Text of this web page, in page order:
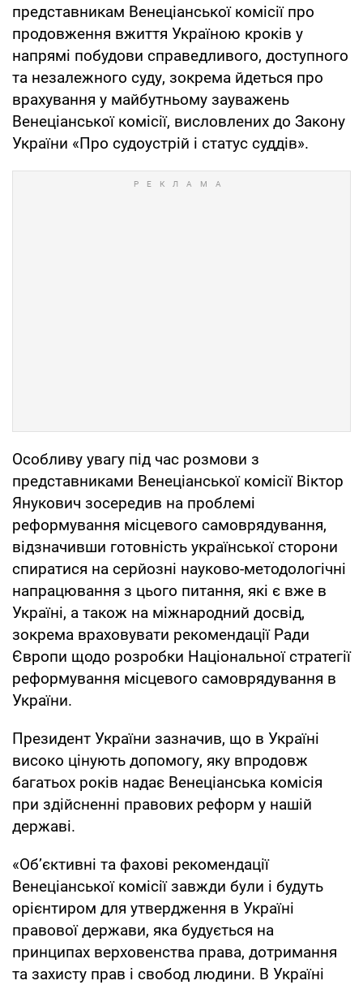
представникам Венеціанської комісії про
продовження вжиття Україною кроків у
напрямі побудови справедливого, доступного
та незалежного суду, зокрема йдеться про
врахування у майбутньому зауважень
Венеціанської комісії, висловлених до Закону
України «Про судоустрій і статус суддів».
Особливу увагу під час розмови з
представниками Венеціанської комісії Віктор
Янукович зосередив на проблемі
реформування місцевого самоврядування,
відзначивши готовність української сторони
спиратися на серйозні науково-методологічні
напрацювання з цього питання, які є вже в
Україні, а також на міжнародний досвід,
зокрема враховувати рекомендації Ради
Європи щодо розробки Національної стратегії
реформування місцевого самоврядування в
України.
Президент України зазначив, що в Україні
високо цінують допомогу, яку впродовж
багатьох років надає Венеціанська комісія
при здійсненні правових реформ у нашій
державі.
«Об’єктивні та фахові рекомендації
Венеціанської комісії завжди були і будуть
орієнтиром для утвердження в Україні
правової держави, яка будується на
принципах верховенства права, дотримання
та захисту прав і свобод людини. В Україні